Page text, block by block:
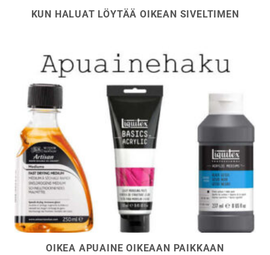
KUN HALUAT LÖYTÄÄ OIKEAN SIVELTIMEN
OIKEA APUAINE OIKEAAN PAIKKAAN